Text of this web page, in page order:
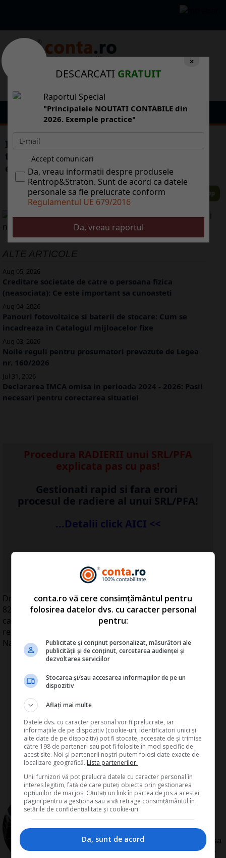
INS: Drumurile publice totalizau anul
trecut 82.386 kilometri, din care 30,6%
erau modernizai
ALTE ARTICOLE
Aug 05, 2026
Creditare societate de catre o persoana fizica
(neasociata): Ce este important sa cunoasteti
Aug 04, 2026
Panouri fotovoltaice si baterii de stocare: Cum se
incadreaza in Catalogul mijloacelor fixe
Aug 03, 2026
Noile reguli pentru prosumatori prevazute de Legea
nr. 160/2026
Jul 31, 2026
Declararea IMCA omisa in perioada 2024 - 2026: Pasii
necesari pentru corectarea situatiei
Procedura RADIERII unui SRL/PFA
explicata pas cu pas!
Gestionati rapid si fara erori
procesul de radiere al unui SRL/PFA!
...Detalii click AICI <<
Drumurile publice totalizau, la sfârşitul anului trecut,
82.386 kilometri, în creştere uşoară faţă de 2009, din
care 30,6% erau modernizaţi şi 332 de kilometri
reprezentau autostrăzi, potrivit datelor Institutului
Naţional de Statistică (INS).
deRedactia Conta
Redactia Conta este alcatuita din
autori cu experienta dovedita pe
domenii precum contabilitate si
fiscalitate. Colectivul si-a propus sa
creeze continut interesant si bine
conta.ro vă cere consimțământul pentru
folosirea datelor dvs. cu caracter personal
pentru:
Publicitate și conținut personalizat, măsurători ale
publicității și de conținut, cercetarea audienței și
dezvoltarea serviciilor
Stocarea și/sau accesarea informațiilor de pe un
dispozitiv
Aflați mai multe
Datele dvs. cu caracter personal vor fi prelucrate, iar
informațiile de pe dispozitiv (cookie-uri, identificatori unici și
alte date de pe dispozitiv) pot fi stocate, accesate de și trimise
către 198 de parteneri sau pot fi folosite în mod specific de
acest site. Noi și partenerii noștri putem folosi date exacte de
localizare geografică. Lista partenerilor.
Unii furnizori vă pot prelucra datele cu caracter personal în
interes legitim, față de care puteți obiecta prin gestionarea
opțiunilor de mai jos. Căutați un link în partea de jos a acestei
pagini pentru a gestiona sau a vă retrage consimțământul în
setările de confidențialitate și cookie-uri.
Da, sunt de acord
×
DESCARCATI GRATUIT
Raportul Special
"Principalele NOUTATI CONTABILE din
2026. Exemple practice"
Accept comunicari
Da, vreau informatii despre produsele
Rentrop&Straton. Sunt de acord ca datele
personale sa fie prelucrate conform
Regulamentul UE 679/2016